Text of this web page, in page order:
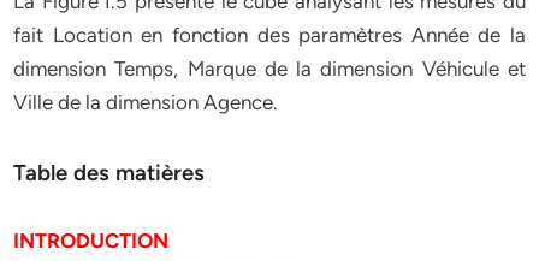
fait Location en fonction des paramètres Année de la
dimension Temps, Marque de la dimension Véhicule et
Ville de la dimension Agence.
Table des matières
INTRODUCTION